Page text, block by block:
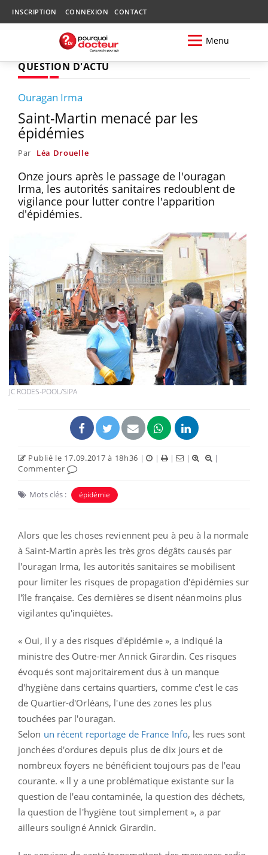
INSCRIPTION CONNEXION CONTACT
Menu
QUESTION D'ACTU
Ouragan Irma
Saint-Martin menacé par les
épidémies
Par Léa Drouelle
Onze jours après le passage de l'ouragan
Irma, les autorités sanitaires redoublent de
vigilance pour lutter contre l'apparition
d'épidémies.
JC RODES-POOL/SIPA
Publié le 17.09.2017 à 18h36 | | | |
|
Commenter
Mots clés : épidémie
Alors que les choses reviennent peu à peu à la normale
à Saint-Martin après les très gros dégâts causés par
l'ouragan Irma, les autorités sanitaires se mobilisent
pour limiter les risques de propagation d'épidémies sur
l'île française. Ces dernières se disent néanmoins plus
vigilantes qu'inquiètes.
« Oui, il y a des risques d'épidémie », a indiqué la
ministre des Outre-mer Annick Girardin. Ces risques
évoqués sont majoritairement dus à un manque
d'hygiène dans certains quartiers, comme c'est le cas
de Quartier-d'Orléans, l'une des zones les plus
touchées par l'ouragan.
Selon un récent reportage de France Info, les rues sont
jonchées d'ordures depuis plus de dix jours et de
nombreux foyers ne bénéficient toujours pas de l'eau
courante. « ll y a une problématique existante sur la
question de l'eau contaminée, la question des déchets,
la question de l'hygiène tout simplement », a par
ailleurs souligné Annick Girardin.